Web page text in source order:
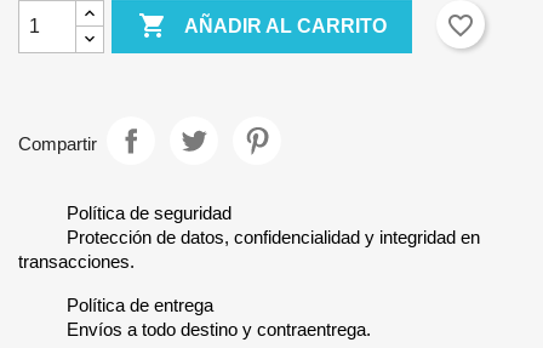
 AÑADIR AL CARRITO favorite_border
Compartir
Política de seguridad
Protección de datos, confidencialidad y integridad en
transacciones.
Política de entrega
Envíos a todo destino y contraentrega.